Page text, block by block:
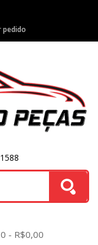
pedido
0 - R$0,00